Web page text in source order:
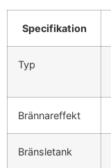
Specifikation
Typ
Brännareffekt
Bränsletank